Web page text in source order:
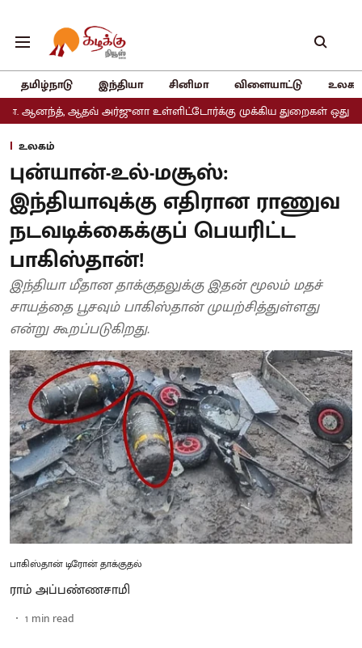
தமிழ்நாடு இந்தியா சினிமா விளையாட்டு
அர்ஜுனா உள்ளிட்டோர்க்கு முக்கிய துறைகள் ஒதுக்கீடு
உலகம்
புன்யான்-உல்-மசூஸ்:
இந்தியாவுக்கு எதிரான ராணுவ
நடவடிக்கைக்குப் பெயரிட்ட
பாகிஸ்தான்!
இந்தியா மீதான தாக்குதலுக்கு இதன் மூலம் மதச்
சாயத்தை பூசவும் பாகிஸ்தான் முயற்சித்துள்ளது
என்று கூறப்படுகிறது.
பாகிஸ்தான் டிரோன் தாக்குதல்
ராம் அப்பண்ணசாமி
1 min read